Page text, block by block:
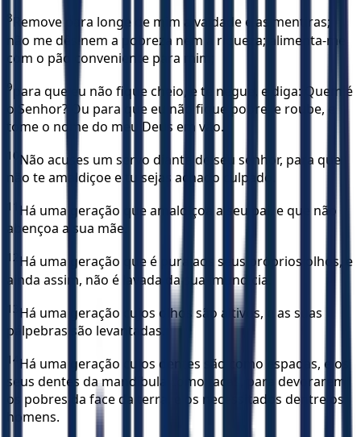
8
Remove para longe de mim a vaidade e as mentiras;
não me dês nem a pobreza nem a riqueza; alimenta-me
com o pão conveniente para mim;
9para que eu não fique cheio, e te negue, e diga: Quem é
o Senhor? Ou para que eu não fique pobre, e roube, e
tome o nome do meu Deus em vão.
10 Não acuses um servo diante de seu senhor, para que
não te amaldiçoe e tu sejas achado culpado.
11
Há uma geração que amaldiçoa a seu pai, e que não
abençoa a sua mãe.
12 Há uma geração que é pura aos seus próprios olhos, e
ainda assim, não é lavada da sua imundícia.
13 Há uma geração cujos olhos são altivos, e as suas
pálpebras são levantadas.
14 Há uma geração cujos dentes são como espadas, e os
seus dentes da mandíbula como facas, para devorarem
os pobres da face da terra, e os necessitados dentre os
homens.